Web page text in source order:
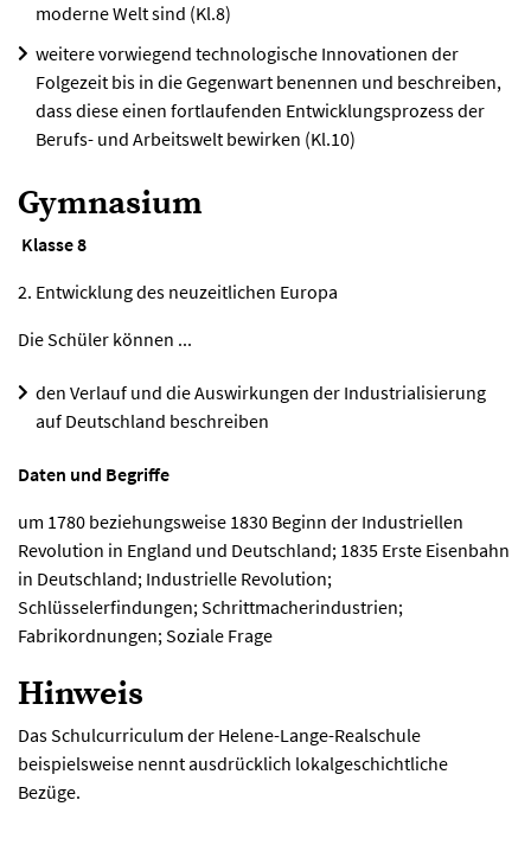
moderne Welt sind (Kl.8)
weitere vorwiegend technologische Innovationen der
Folgezeit bis in die Gegenwart benennen und beschreiben,
dass diese einen fortlaufenden Entwicklungsprozess der
Berufs- und Arbeitswelt bewirken (Kl.10)
Gymnasium
Klasse 8
2. Entwicklung des neuzeitlichen Europa
Die Schüler können ...
den Verlauf und die Auswirkungen der Industrialisierung
auf Deutschland beschreiben
Daten und Begriffe
um 1780 beziehungsweise 1830 Beginn der Industriellen
Revolution in England und Deutschland; 1835 Erste Eisenbahn
in Deutschland; Industrielle Revolution;
Schlüsselerfindungen; Schrittmacherindustrien;
Fabrikordnungen; Soziale Frage
Hinweis
Das Schulcurriculum der Helene-Lange-Realschule
beispielsweise nennt ausdrücklich lokalgeschichtliche
Bezüge.